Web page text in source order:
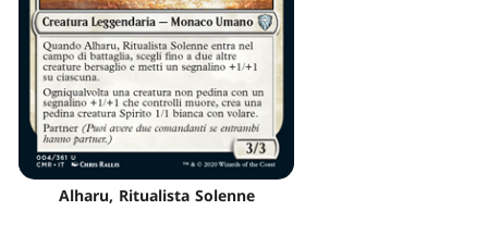
Alharu, Ritualista Solenne